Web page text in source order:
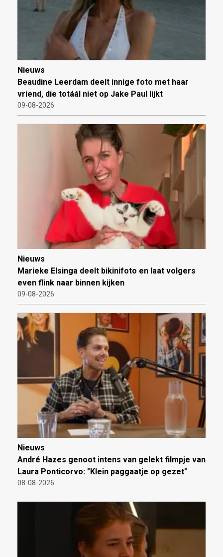
Nieuws
Beaudine Leerdam deelt innige foto met haar
vriend, die totáál niet op Jake Paul lijkt
09-08-2026
Nieuws
Marieke Elsinga deelt bikinifoto en laat volgers
even flink naar binnen kijken
09-08-2026
Nieuws
André Hazes genoot intens van gelekt filmpje van
Laura Ponticorvo: "Klein paggaatje op gezet"
08-08-2026